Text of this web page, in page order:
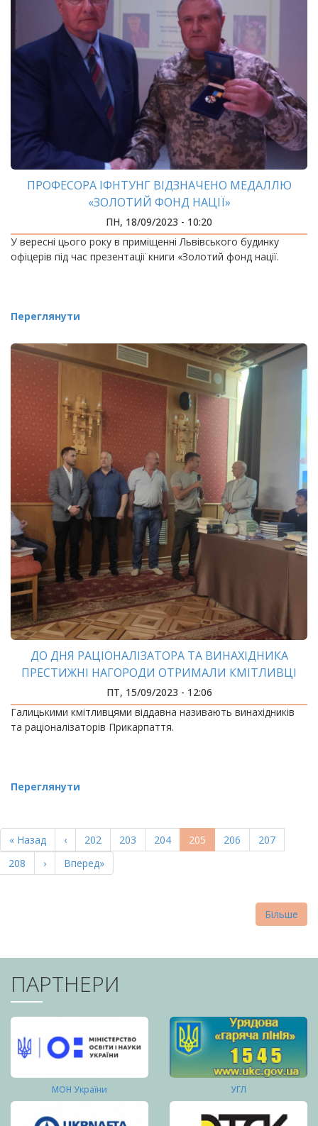
ПРОФЕСОРА ІФНТУНГ ВІДЗНАЧЕНО МЕДАЛЛЮ
«ЗОЛОТИЙ ФОНД НАЦІЇ»
ПН, 18/09/2023 - 10:20
У вересні цього року в приміщенні Львівського будинку
офіцерів під час презентації книги «Золотий фонд нації.
Переглянути
ДО ДНЯ РАЦІОНАЛІЗАТОРА ТА ВИНАХІДНИКА
ПРЕСТИЖНІ НАГОРОДИ ОТРИМАЛИ КМІТЛИВЦІ
ІФНТУНГ
ПТ, 15/09/2023 - 12:06
Галицькими кмітливцями віддавна називають винахідників
та раціоналізаторів Прикарпаття.
Переглянути
НА
СТОРІНКИ
Перша
сторінка
« Назад
Попередня
сторінка
‹ Page
202 Page
203 Page
204
Поточна
сторінка
205 Page
206 Page
207
Page
208
Наступна
сторінка
›
Остання
сторінка
Вперед»
Більше
ПАРТНЕРИ
МОН України УГЛ